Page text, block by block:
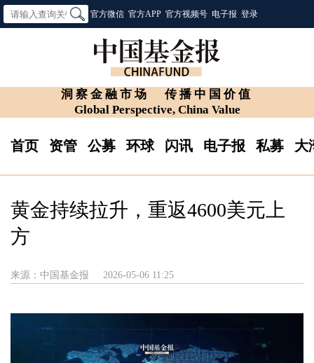
官方微信 官方APP 官方视频号 电子报 登录
洞察金融市场
传播中国价值
Global Perspective, China Value
首页 资管 公募 环球 闪讯 电子报 私募 大
黄金持续拉升，重返4600美元上
方
来源：中国基金报 2026-05-06 11:25